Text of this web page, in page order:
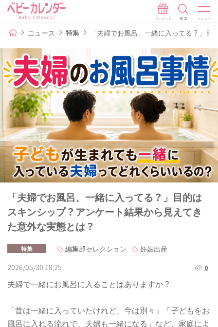
ニュース 特集 「夫婦でお風呂、一緒に入ってる？」
「夫婦でお風呂、一緒に入ってる？」目的は
スキンシップ？アンケート結果から見えてき
た意外な実態とは？
特集 編集部セレクション
妊娠出産
2026/05/30 18:25
0
夫婦で一緒にお風呂に入ることはありますか？
「昔は一緒に入っていたけれど、今は別々」「子どもをお
風呂に入れる流れで、夫婦も一緒になる」など、家庭によ